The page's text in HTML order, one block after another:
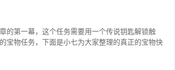
的第一幕，这个任务需要用一个传说钥匙解锁触
宝物任务，下面是小七为大家整理的真正的宝物快